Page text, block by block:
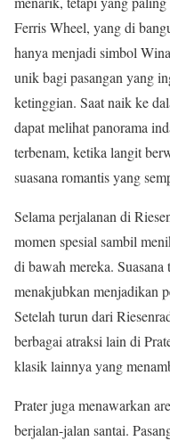
Ferris Wheel, yang di
hanya menjadi simbol
unik bagi pasangan yang
ketinggian. Saat naik ke
dapat melihat panorama
terbenam, ketika langit
suasana romantis yang
Selama perjalanan di
momen spesial sambil
di bawah mereka.
menakjubkan menjadikan
Setelah turun dari
berbagai atraksi lain di
klasik lainnya yang
Prater juga menawarkan
berjalan-jalan santai.